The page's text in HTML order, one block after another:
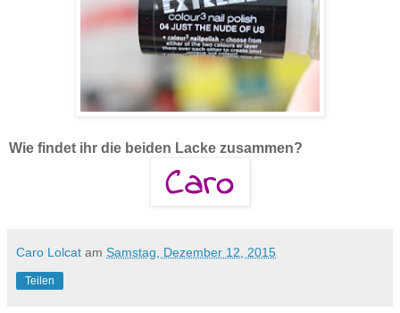
Wie findet ihr die beiden Lacke zusammen?
Caro Lolcat am Samstag, Dezember 12, 2015
Teilen